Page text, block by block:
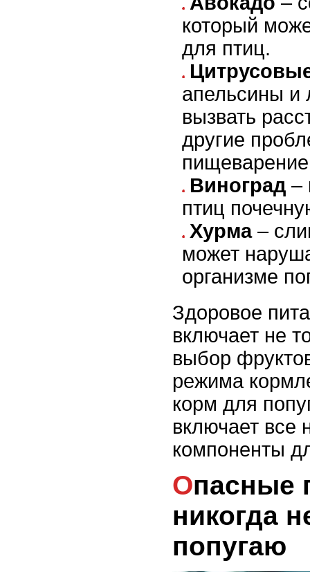
который
для птиц.
апельсины и
вызвать
другие
Виноград –
птиц
Хурма–
может
организме
Здоровое
включает не
выбор
режима
корм для
включает все
компоненты
Опасные продукты: что
никогда
попугаю